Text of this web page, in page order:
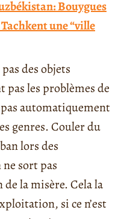
Bouygues
une “ville
des objets
pas les problèmes de
automatiquement
genres. Couler du
lors des
sort pas
la misère. Cela la
si ce n’est